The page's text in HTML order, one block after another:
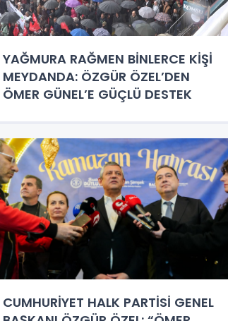
YAĞMURA RAĞMEN BİNLERCE KİŞİ
MEYDANDA: ÖZGÜR ÖZEL’DEN
ÖMER GÜNEL’E GÜÇLÜ DESTEK
CUMHURİYET HALK PARTİSİ GENEL